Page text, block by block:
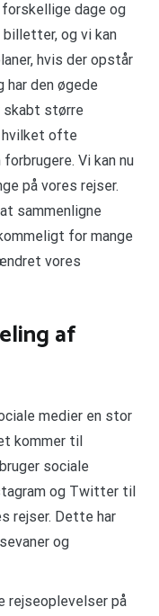
dage og
og vi kan
hvis der opstår
har den øgede
skabt større
hvilket ofte
Vi kan nu
på vores rejser.
sammenligne
for mange
vores
af
medier en stor
kommer til
sociale
og Twitter til
rejser. Dette har
og
rejseoplevelser på